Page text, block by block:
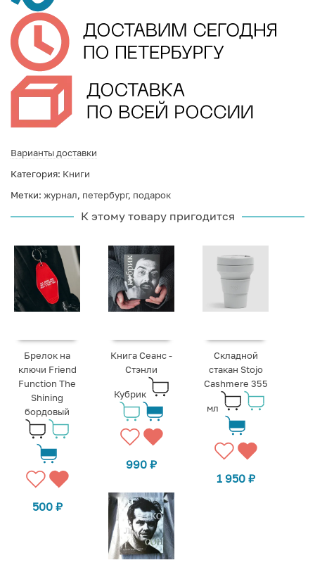
Варианты доставки
Категория: Книги
Метки: журнал, петербург, подарок
К этому товару пригодится
Брелок на
ключи Friend
Function The
Shining
бордовый
500 ₽
Книга Сеанс -
Стэнли
Кубрик
990₽
Складной
стакан Stojo
Cashmere 355
мл
1 950 ₽